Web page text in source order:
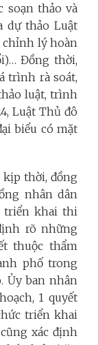
soạn thảo và
dự thảo Luật
chỉnh lý hoàn
Đồng thời,
trình rà soát,
luật, trình
Luật Thủ đô
biểu có mặt
thời, đồng
nhân dân
triển khai thi
rõ những
thuộc thẩm
phố trong
Ủy ban nhân
1 quyết
triển khai
xác định